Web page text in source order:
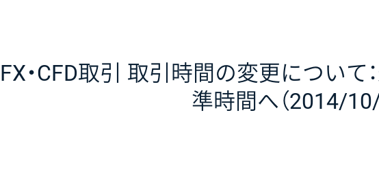
FX・CFD取引 取引時間の変更について
準時間へ（2014/10/